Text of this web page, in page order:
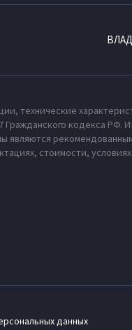
технические
кодекса РФ.
стоимости,
данных